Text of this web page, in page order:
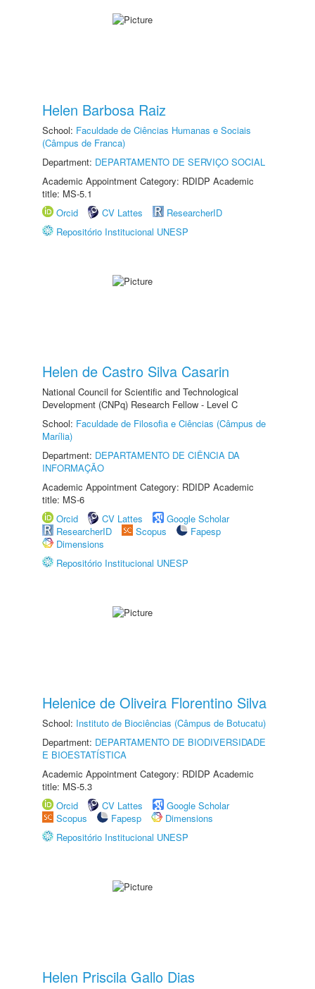
Helen Barbosa Raiz
School: Faculdade de Ciências Humanas e Sociais
(Câmpus de Franca)
Department: DEPARTAMENTO DE SERVIÇO SOCIAL
Academic Appointment Category: RDIDP Academic
title: MS-5.1
Orcid
CV Lattes
ResearcherID
Repositório Institucional UNESP
Helen de Castro Silva Casarin
National Council for Scientific and Technological
Development (CNPq) Research Fellow - Level C
School: Faculdade de Filosofia e Ciências (Câmpus de
Marília)
Department: DEPARTAMENTO DE CIÊNCIA DA
INFORMAÇÃO
Academic Appointment Category: RDIDP Academic
title: MS-6
Orcid
CV Lattes
Google Scholar
ResearcherID
Scopus
Fapesp
Dimensions
Repositório Institucional UNESP
Helenice de Oliveira Florentino Silva
School: Instituto de Biociências (Câmpus de Botucatu)
Department: DEPARTAMENTO DE BIODIVERSIDADE
E BIOESTATÍSTICA
Academic Appointment Category: RDIDP Academic
title: MS-5.3
Orcid
CV Lattes
Google Scholar
Scopus
Fapesp
Dimensions
Repositório Institucional UNESP
Helen Priscila Gallo Dias